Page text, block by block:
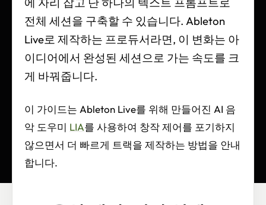
전체 세션을 구축할 수 있습니다. Ableton
Live로 제작하는 프로듀서라면, 이 변화는 아
이디어에서 완성된 세션으로 가는 속도를 크
게 바꿔줍니다.
이 가이드는 Ableton Live를 위해 만들어진 AI 음
악 도우미 LIA를 사용하여 창작 제어를 포기하지
않으면서 더 빠르게 트랙을 제작하는 방법을 안내
합니다.